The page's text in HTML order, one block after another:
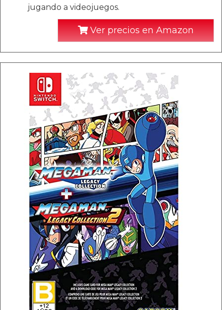
jugando a videojuegos.
Ver precios en Amazon